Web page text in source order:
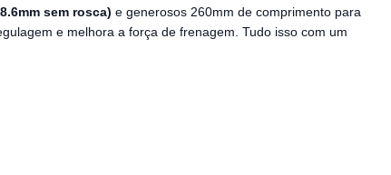
sem rosca) e generosos 260mm de comprimento para
e melhora a força de frenagem. Tudo isso com um